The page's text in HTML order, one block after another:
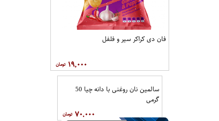
فان دی کراکر سیر و فلفل
۱۹,۰۰۰
سالمین نان روغنی با دانه چیا 50
گرمی
۷۰,۰۰۰